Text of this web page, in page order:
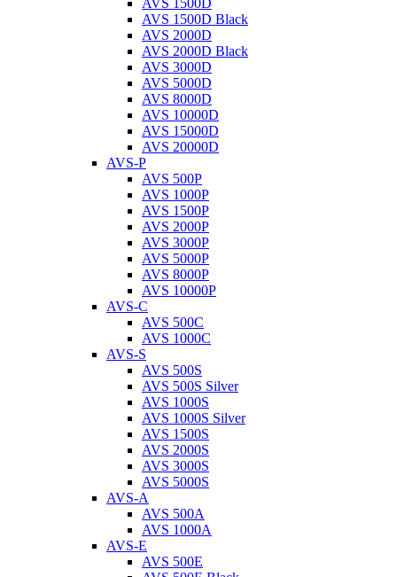
AVS 1500D
AVS 1500D Black
AVS 2000D
AVS 2000D Black
AVS 3000D
AVS 5000D
AVS 8000D
AVS 10000D
AVS 15000D
AVS 20000D
AVS-P
AVS 500P
AVS 1000P
AVS 1500P
AVS 2000P
AVS 3000P
AVS 5000P
AVS 8000P
AVS 10000P
AVS-C
AVS 500C
AVS 1000C
AVS-S
AVS 500S
AVS 500S Silver
AVS 1000S
AVS 1000S Silver
AVS 1500S
AVS 2000S
AVS 3000S
AVS 5000S
AVS-A
AVS 500A
AVS 1000A
AVS-E
AVS 500E